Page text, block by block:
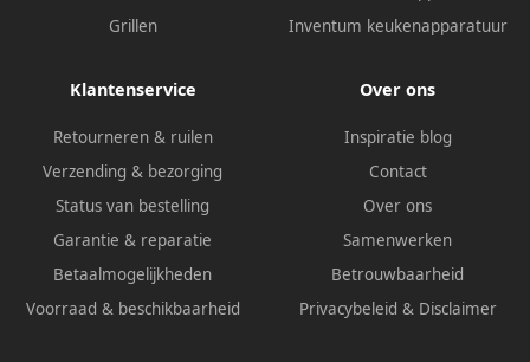
Grillen
Inventum keukenapparatuur
Klantenservice
Retourneren & ruilen
Verzending & bezorging
Status van bestelling
Garantie & reparatie
Betaalmogelijkheden
Voorraad & beschikbaarheid
Over ons
Inspiratie blog
Contact
Over ons
Samenwerken
Betrouwbaarheid
Privacybeleid & Disclaimer